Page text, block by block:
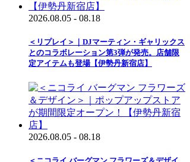
2026.08.05 - 08.18
＜リプレイ＞｜DJマーティン・ギャリックス
とのコラボレーション第3弾が発売。店舗限
定アイテムも登場【伊勢丹新宿店】
2026.08.05 - 08.18